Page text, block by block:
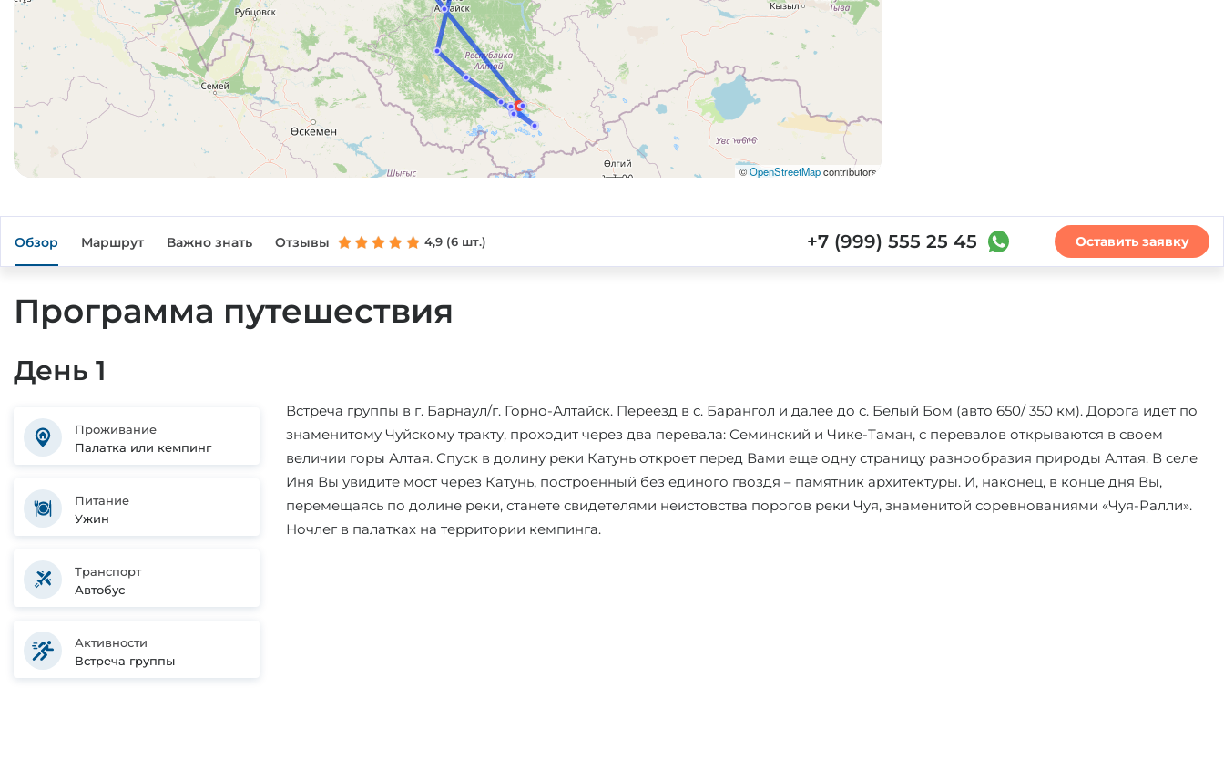
©OpenStreetMapcontributors
Обзор Маршрут Важно знать Отзывы 4,9 (6 шт.) +7 (999) 555 25 45 Оставить заявку
Программа путешествия
День 1
Проживание
Палатка или кемпинг
Питание
Ужин
Транспорт
Автобус
Активности
Встреча группы
Встреча группы в г. Барнаул/г. Горно-Алтайск. Переезд в с. Барангол и далее до с. Белый Бом (авто 650/ 350 км). Дорога идет по
знаменитому Чуйскому тракту, проходит через два перевала: Семинский и Чике-Таман, с перевалов открываются в своем
величии горы Алтая. Спуск в долину реки Катунь откроет перед Вами еще одну страницу разнообразия природы Алтая. В селе
Иня Вы увидите мост через Катунь, построенный без единого гвоздя – памятник архитектуры. И, наконец, в конце дня Вы,
перемещаясь по долине реки, станете свидетелями неистовства порогов реки Чуя, знаменитой соревнованиями «Чуя-Ралли».
Ночлег в палатках на территории кемпинга.